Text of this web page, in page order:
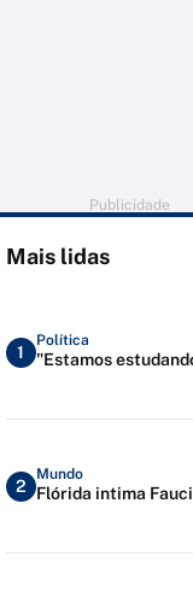
Publicidade
Mais lidas
1
Política
"Estamos
2
Mundo
Flórida intima